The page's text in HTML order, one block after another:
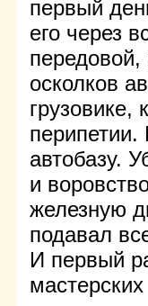
первый
его через
передовой,
осколков
грузовике,
автобазу.
и
железную
подавал
И первый